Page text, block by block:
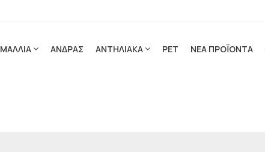
ΜΑΛΛΙΑ ΑΝΔΡΑΣ ΑΝΤΗΛΙΑΚΑ PET ΝΕΑ ΠΡΟΪΟΝΤΑ